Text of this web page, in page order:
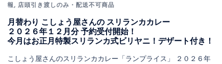
報, 店頭引き渡しのみ・配送不可商品
月替わり こしょう屋さんの スリランカカレー
２０２６年１２月分 予約受付開始！
今月はお正月特製スリランカ式ビリヤニ！デザート付き！
こしょう屋さんのスリランカカレー「ランプライス」 ２０２６年